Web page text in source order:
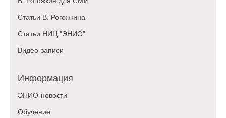
Статьи В. Рогожкина
Статьи НИЦ "ЭНИО"
Видео-записи
Информация
ЭНИО-новости
Обучение